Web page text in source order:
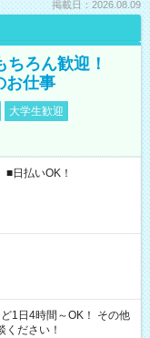
掲載日：2026.08.09
ろん歓迎！
お仕事
大学生歓迎
日払いOK！
時間～OK！ その他
ください！